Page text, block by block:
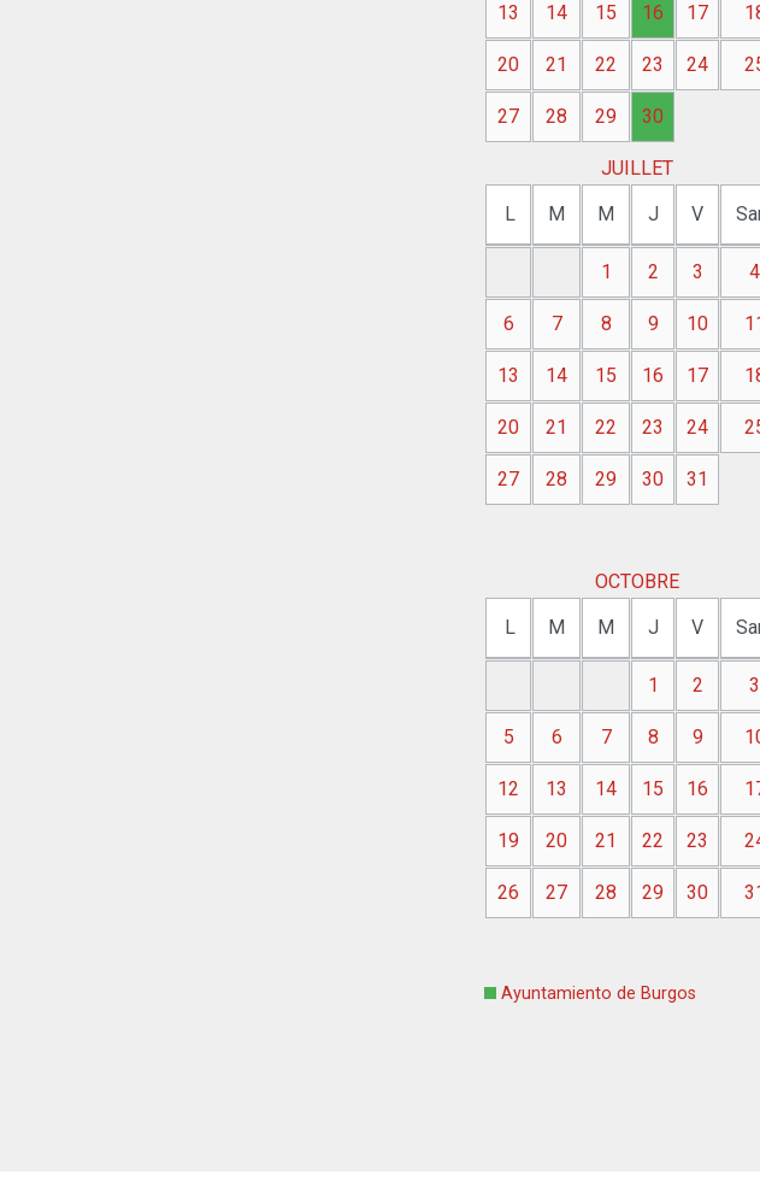
13 14 15 16 17
20 21 22 23 24
27 28 29 30
JUILLET
L
M M J V
1 2 3 4
6 7 8 9 10
13 14 15 16 17
20 21 22 23 24
27 28 29 30 31
OCTOBRE
L
M M J V
1 2 3
5 6 7 8 9
12 13 14 15 16
19 20 21 22 23
26 27 28 29 30
Ayuntamiento de Burgos